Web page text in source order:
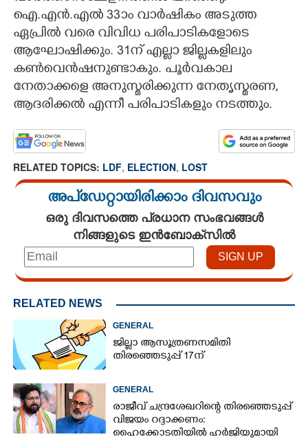
ഐ.എൻ.എൽ 33ാം വാർഷികം അടുത്ത
ഏപ്രിൽ വരെ വിവിധ പരിപാടികളോടെ
ആഘോഷിക്കും. 31ന് എല്ലാ ജില്ലകളിലും
കൺവെൻഷനുണ്ടാകും. പൂർവകാല
നേതാക്കളെ അനുസ്മരിക്കുന്ന നേതൃസ്മരണ,
ആദരിക്കൽ എന്നീ പരിപാടികളും നടത്തും.
RELATED TOPICS: LDF, ELECTION, LOST
അപ്ഡേറ്റായിരിക്കാം ദിവസവും
ഒരു ദിവസത്തെ പ്രധാന സംഭവങ്ങൾ
നിങ്ങളുടെ ഇൻബോക്സിൽ
RELATED NEWS
GENERAL
ജില്ലാ ആസൂത്രണസമിതി
തിരഞ്ഞെടുപ്പ് 17ന്
GENERAL
രാജീവ് ചന്ദ്രശേഖറിന്റെ തിരഞ്ഞെടുപ്പ്
വിജയം റദ്ദാക്കണം:
ഹൈക്കോടതിയിൽ ഹർജിയുമായി